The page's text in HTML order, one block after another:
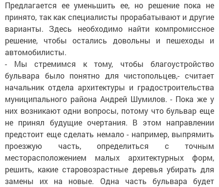
Предлагается ее уменьшить ее, но решение пока не
принято, так как специалисты прорабатывают и другие
варианты. Здесь необходимо найти компромиссное
решение, чтобы остались довольны и пешеходы и
автомобилисты.
- Мы стремимся к тому, чтобы благоустройство
бульвара было понятно для чистопольцев,- считает
начальник отдела архитектуры и градостроительства
муниципального района Андрей Шумилов. - Пока же у
них возникают одни вопросы, потому что бульвар еще
не принял будущие очертания. В этом направлении
предстоит еще сделать немало - например, выпрямить
проезжую часть, определиться с точным
месторасположением малых архитектурных форм,
решить, какие старовозрастные деревья убирать для
замены их на новые. Одна часть бульвара будет